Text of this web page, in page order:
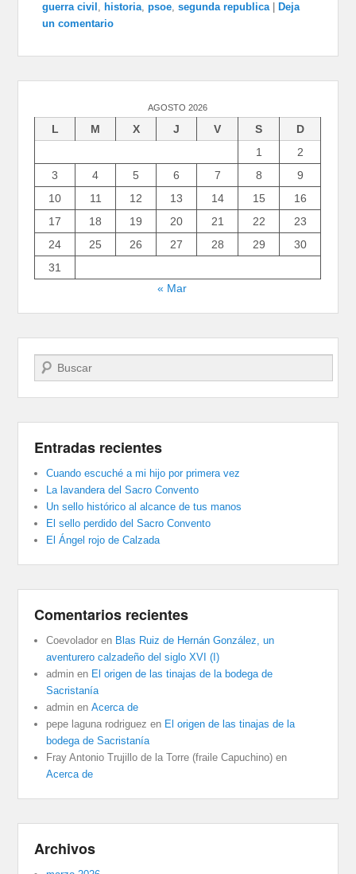
guerra civil , historia,psoe,segunda republica
Deja
un comentario
AGOSTO 2026
L M X J V S
D
1
2
3
4 5 6 7 8
9
10
11 12 13 14 15
16
17
18 19 20 21 22
23
24
25 26 27 28 29
30
31
« Mar
Buscar
Entradas recientes
Cuando escuché a mi hijo por primera vez
La lavandera del Sacro Convento
Un sello histórico al alcance de tus manos
El sello perdido del Sacro Convento
El Ángel rojo de Calzada
Comentarios recientes
Coevolador en Blas Ruiz de Hernán González, un
aventurero calzadeño del siglo XVI (I)
admin en El origen de las tinajas de la bodega de
Sacristanía
admin enAcerca de
pepe laguna rodriguez en El origen de las tinajas de la
bodega de Sacristanía
Fray Antonio Trujillo de la Torre (fraile Capuchino) en
Acerca de
Archivos